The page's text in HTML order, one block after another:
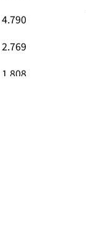
4.790
2.769
1.808